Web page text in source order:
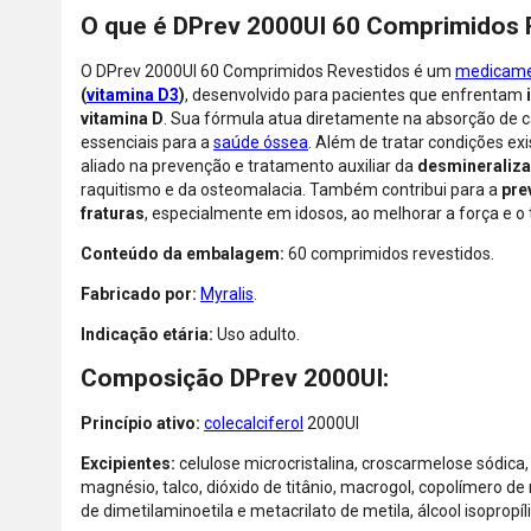
O que é DPrev 2000UI 60 Comprimidos
O DPrev 2000UI 60 Comprimidos Revestidos é um
(vitamina D3), desenvolvido para pacientes que enfrentam
vitamina D . Sua fórmula atua diretamente na absorção de
essenciais para a saúde óssea . Além de tratar condições
aliado na prevenção e tratamento auxiliar da
raquitismo e da osteomalacia. Também contribui para a
fraturas, especialmente em idosos, ao melhorar a força e o
Conteúdo da embalagem: 60 comprimidos revestidos.
Fabricado por: Myralis
Indicação etária: Uso adulto.
Composição DPrev 2000UI:
Princípio ativo: colecalciferol 2000UI
Excipientes: celulose microcristalina, croscarmelose
magnésio, talco, dióxido de titânio, macrogol, copolímero
de dimetilaminoetila e metacrilato de metila, álcool